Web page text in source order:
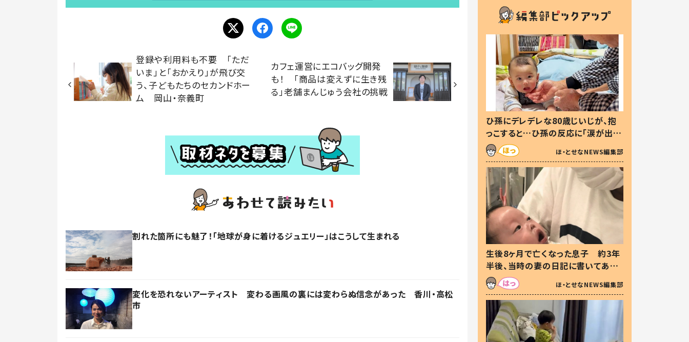
登録や利用料も不要 「ただ
いま」と「おかえり」が飛び交
う、子どもたちのセカンドホー
ム 岡山・奈義町
カフェ運営にエコバッグ開発
も！ 「商品は変えずに生き残
る」老舗まんじゅう会社の挑戦
割れた箇所にも魅了！「地球が身に着けるジュエリー」はこうして生まれる
変化を恐れないアーティスト 変わる画風の裏には変わらぬ信念があった 香川・高松
市
ひ孫にデレデレな80歳じいじが、抱
っこすると…ひ孫の反応に「涙が出ま
した」「可愛くて仕方ない」
ほ・とせなNEWS編集部
生後8ヶ月で亡くなった息子 約3年
半後、当時の妻の日記に書いてあっ
た本音とは
ほ・とせなNEWS編集部